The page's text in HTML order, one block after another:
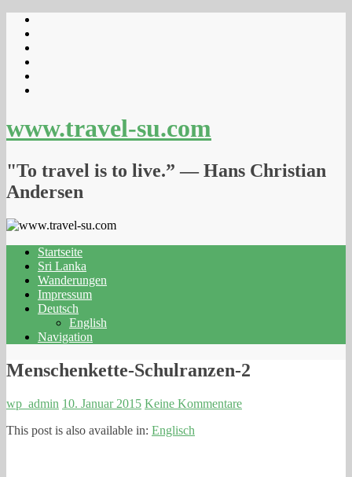
www.travel-su.com
"To travel is to live.” ― Hans Christian
Andersen
Startseite
Sri Lanka
Wanderungen
Impressum
Deutsch
English
Navigation
Menschenkette-Schulranzen-2
wp_admin 10. Januar 2015 Keine Kommentare
This post is also available in: Englisch